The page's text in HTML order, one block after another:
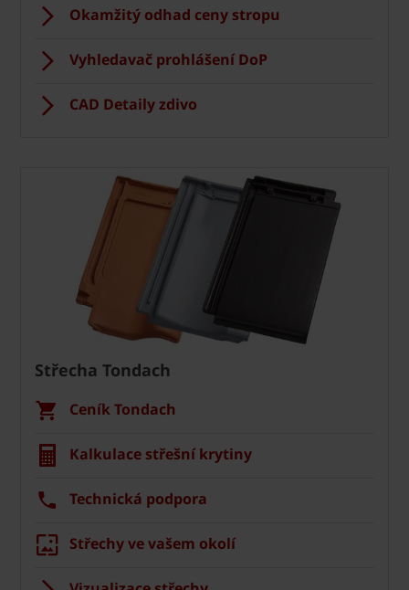
Okamžitý odhad ceny stropu
Vyhledavač prohlášení DoP
CAD Detaily zdivo
Střecha Tondach
Ceník Tondach
Kalkulace střešní krytiny
Technická podpora
Střechy ve vašem okolí